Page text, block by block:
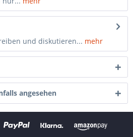
und diskutieren... mehr
angesehen